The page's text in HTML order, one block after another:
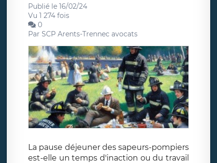
Publié le 16/02/24
Vu 1 274 fois
0
Par SCP Arents-Trennec avocats
La pause déjeuner des sapeurs-pompiers
est-elle un temps d'inaction ou du travail